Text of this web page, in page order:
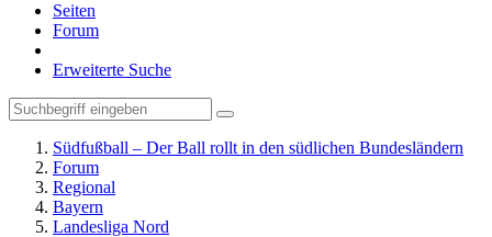
Seiten
Forum
Erweiterte Suche
Südfußball – Der Ball rollt in den südlichen Bundesländern
Forum
Regional
Bayern
Landesliga Nord